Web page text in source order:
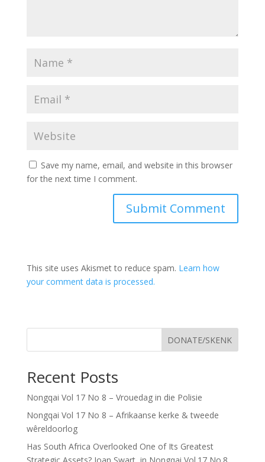
Save my name, email, and website in this browser
for the next time I comment.
This site uses Akismet to reduce spam. Learn how
your comment data is processed.
DONATE/SKENK
Recent Posts
Nongqai Vol 17 No 8 – Vrouedag in die Polisie
Nongqai Vol 17 No 8 – Afrikaanse kerke & tweede
wêreldoorlog
Has South Africa Overlooked One of Its Greatest